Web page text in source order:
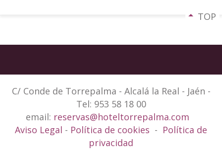
TOP
C/ Conde de Torrepalma - Alcalá la Real - Jaén -
Tel: 953 58 18 00
email: reservas@hoteltorrepalma.com
Aviso Legal - Política de cookies - Política de
privacidad